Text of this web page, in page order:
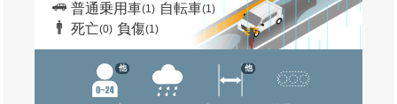
普通乗用車(1) 自転車(1)
死亡(0) 負傷(1)
他 他